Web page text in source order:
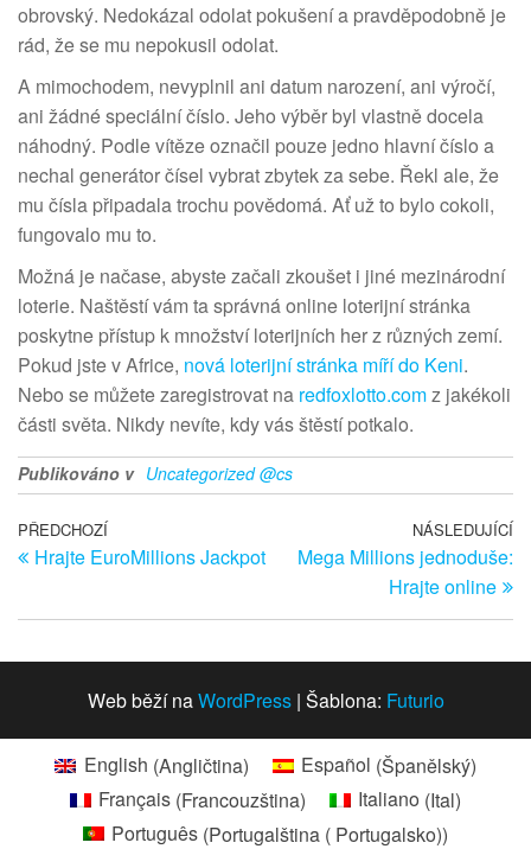
obrovský. Nedokázal odolat pokušení a pravděpodobně je
rád, že se mu nepokusil odolat.
A mimochodem, nevyplnil ani datum narození, ani výročí,
ani žádné speciální číslo. Jeho výběr byl vlastně docela
náhodný. Podle vítěze označil pouze jedno hlavní číslo a
nechal generátor čísel vybrat zbytek za sebe. Řekl ale, že
mu čísla připadala trochu povědomá. Ať už to bylo cokoli,
fungovalo mu to.
Možná je načase, abyste začali zkoušet i jiné mezinárodní
loterie. Naštěstí vám ta správná online loterijní stránka
poskytne přístup k množství loterijních her z různých zemí.
Pokud jste v Africe, nová loterijní stránka míří do Keni.
Nebo se můžete zaregistrovat na redfoxlotto.comz jakékoli
části světa. Nikdy nevíte, kdy vás štěstí potkalo.
Publikováno v Uncategorized @cs
Navigace
pro
příspěvek
Předchozí
článek
PŘEDCHOZÍ
Hrajte EuroMillions Jackpot
NÁSLEDUJÍCÍ
Mega Millions jednoduše:
Hrajte online
Web běží naWordPress | Šablona: Futurio
English (Angličtina) Español (Španělský)
Français (Francouzština) Italiano (Ital)
Português (Portugalština ( Portugalsko))